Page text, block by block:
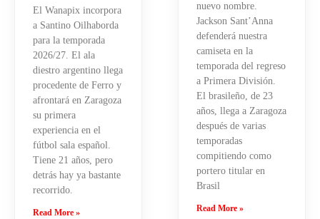
El Wanapix incorpora
a Santino Oilhaborda
para la temporada
2026/27. El ala
diestro argentino llega
procedente de Ferro y
afrontará en Zaragoza
su primera
experiencia en el
fútbol sala español.
Tiene 21 años, pero
detrás hay ya bastante
recorrido.
Read More »
nuevo nombre.
Jackson Sant’Anna
defenderá nuestra
camiseta en la
temporada del regreso
a Primera División.
El brasileño, de 23
años, llega a Zaragoza
después de varias
temporadas
compitiendo como
portero titular en
Brasil
Read More »